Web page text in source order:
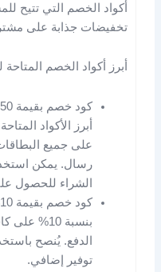
أكواد الخصم التي تتيح
تخفيضات جذابة على
أبرز أكواد الخصم المتاحة
على جميع
رسال. يمكن
الشراء للحصول
بنسبة 10%
الدفع. يُنصح
توفير إضافي.